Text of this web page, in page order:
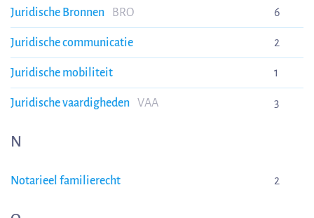
Juridische Bronnen BRO 6
Juridische communicatie 2
Juridische mobiliteit 1
Juridische vaardigheden VAA 3
N
Notarieel familierecht 2